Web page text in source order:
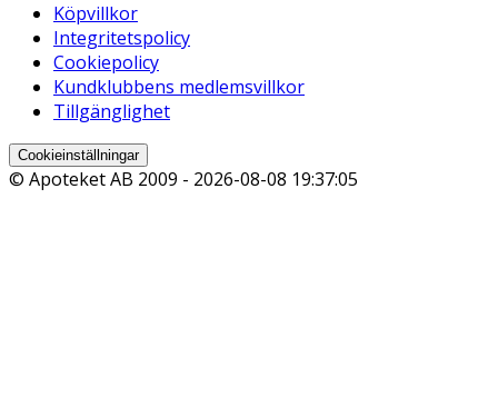
Köpvillkor
Integritetspolicy
Cookiepolicy
Kundklubbens medlemsvillkor
Tillgänglighet
Cookieinställningar
© Apoteket AB 2009 - 2026-08-08 19:37:05